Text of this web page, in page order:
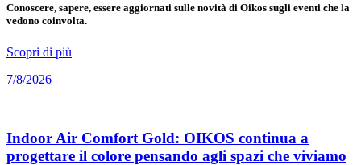
Conoscere, sapere, essere aggiornati sulle novità di Oikos sugli eventi che la
vedono coinvolta.
Scopri di più
7/8/2026
Indoor Air Comfort Gold: OIKOS continua a
progettare il colore pensando agli spazi che viviamo